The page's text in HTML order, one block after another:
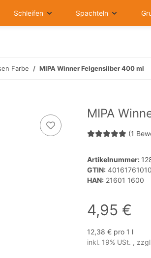
Schleifen Spachteln
Farbe MIPA Winner Felgensilber 400 ml
MIPA
(1
Artikelnummer:
GTIN:
HAN: 21601 1600
4,95 €
12,38 € pro 1 l
inkl. 19% USt. ,